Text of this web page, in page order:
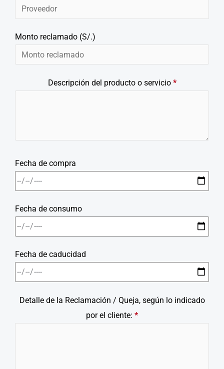
Monto reclamado (S/.)
Descripción del producto o servicio *
Fecha de compra
Fecha de consumo
Fecha de caducidad
Detalle de la Reclamación / Queja, según lo indicado
por el cliente: *